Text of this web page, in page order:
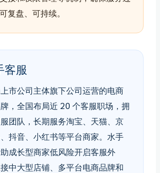
复盘、可持续。
客服
市公司主体旗下公司运营的电商
，全国布局近 20 个客服职场，拥
团队，长期服务淘宝、天猫、京
抖音、小红书等平台商家。水手
成长型商家低风险开启客服外
中大型店铺、多平台电商品牌和